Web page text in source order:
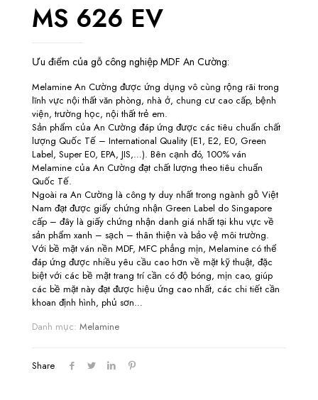
MS 626 EV
Ưu điểm của gỗ công nghiệp MDF An Cường:
Melamine An Cường được ứng dụng vô cùng rộng rãi trong
lĩnh vực nội thất văn phòng, nhà ở, chung cư cao cấp, bệnh
viện, trường học, nội thất trẻ em.
Sản phẩm của An Cường đáp ứng được các tiêu chuẩn chất
lượng Quốc Tế – International Quality (E1, E2, E0, Green
Label, Super E0, EPA, JIS,…). Bên cạnh đó, 100% ván
Melamine của An Cường đạt chất lượng theo tiêu chuẩn
Quốc Tế.
Ngoài ra An Cường là công ty duy nhất trong ngành gỗ Việt
Nam đạt được giấy chứng nhận Green Label do Singapore
cấp – đây là giấy chứng nhận danh giá nhất tại khu vực về
sản phẩm xanh – sạch – thân thiện và bảo vệ môi trường.
Với bề mặt ván nền MDF, MFC phẳng mịn, Melamine có thể
đáp ứng được nhiều yêu cầu cao hơn về mặt kỹ thuật, đặc
biệt với các bề mặt trang trí cần có độ bóng, mịn cao, giúp
các bề mặt này đạt được hiệu ứng cao nhất, các chi tiết cần
khoan định hình, phủ sơn…
Danh mục: Melamine
Share